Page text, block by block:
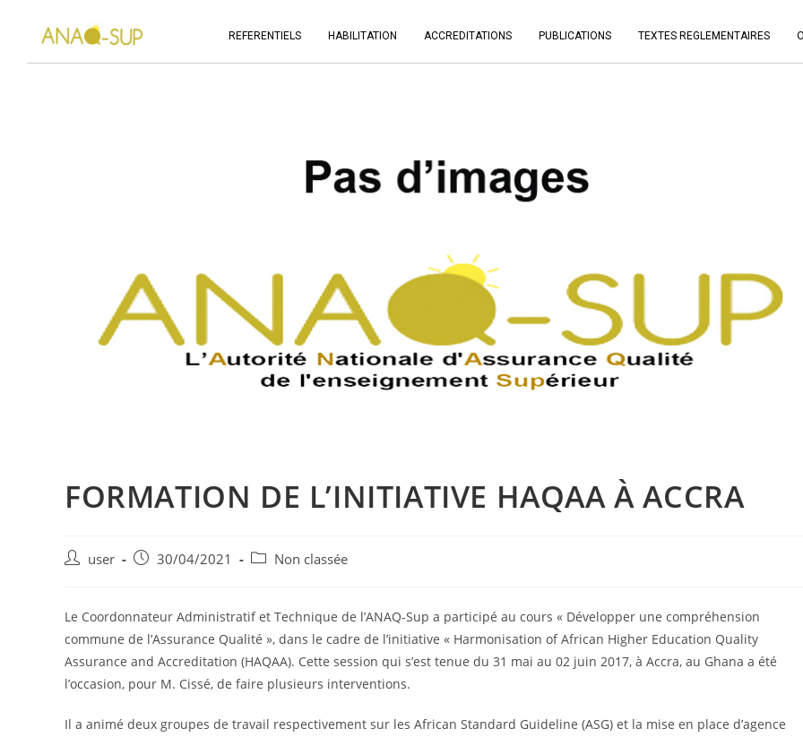
REFERENTIELS HABILITATION ACCREDITATIONS PUBLICATIONS TEXTES REGLEMENTAIRES
FORMATION DE L’INITIATIVE HAQAA À ACCRA
user 30/04/2021 Non classée
Le Coordonnateur Administratif et Technique de l’ANAQ-Sup a participé au cours « Développer une compréhension
commune de l’Assurance Qualité », dans le cadre de l’initiative « Harmonisation of African Higher Education Quality
Assurance and Accreditation (HAQAA). Cette session qui s’est tenue du 31 mai au 02 juin 2017, à Accra, au Ghana a été
l’occasion, pour M. Cissé, de faire plusieurs interventions.
Il a animé deux groupes de travail respectivement sur les African Standard Guideline (ASG) et la mise en place d’agence